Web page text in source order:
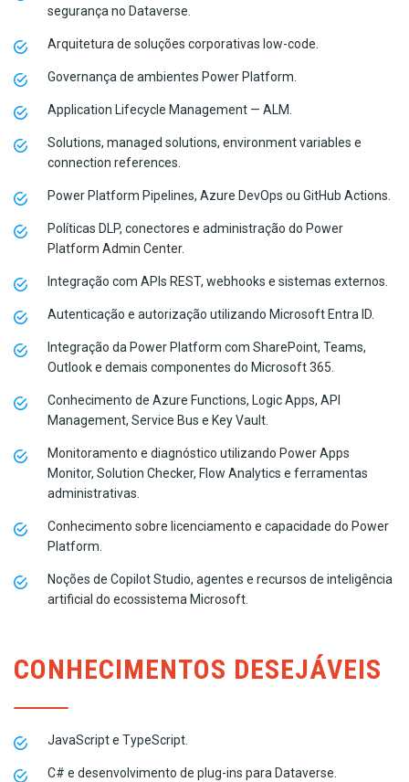
segurança no Dataverse.
Arquitetura de soluções corporativas low-code.
Governança de ambientes Power Platform.
Application Lifecycle Management — ALM.
Solutions, managed solutions, environment variables e
connection references.
Power Platform Pipelines, Azure DevOps ou GitHub Actions.
Políticas DLP, conectores e administração do Power
Platform Admin Center.
Integração com APIs REST, webhooks e sistemas externos.
Autenticação e autorização utilizando Microsoft Entra ID.
Integração da Power Platform com SharePoint, Teams,
Outlook e demais componentes do Microsoft 365.
Conhecimento de Azure Functions, Logic Apps, API
Management, Service Bus e Key Vault.
Monitoramento e diagnóstico utilizando Power Apps
Monitor, Solution Checker, Flow Analytics e ferramentas
administrativas.
Conhecimento sobre licenciamento e capacidade do Power
Platform.
Noções de Copilot Studio, agentes e recursos de inteligência
artificial do ecossistema Microsoft.
CONHECIMENTOS DESEJÁVEIS
JavaScript e TypeScript.
C# e desenvolvimento de plug-ins para Dataverse.